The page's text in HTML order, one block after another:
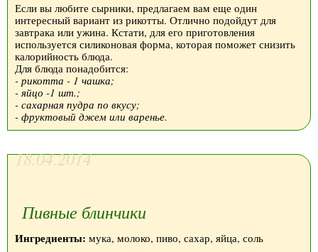
Если вы любите сырники, предлагаем вам еще один
интересный вариант из рикотты. Отлично подойдут для
завтрака или ужина. Кстати, для его приготовления
используется силиконовая форма, которая поможет снизить
калорийность блюда.
Для блюда понадобится:
- рикотта - 1 чашка;
- яйцо -1 шт.;
- сахарная пудра по вкусу;
- фруктовый джем или варенье.
18.04.2014
Пивные блинчики
Ингредиенты: мука, молоко, пиво, сахар, яйца, соль